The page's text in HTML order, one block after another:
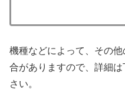
機種などによって、その
合がありますので、詳細
さい。